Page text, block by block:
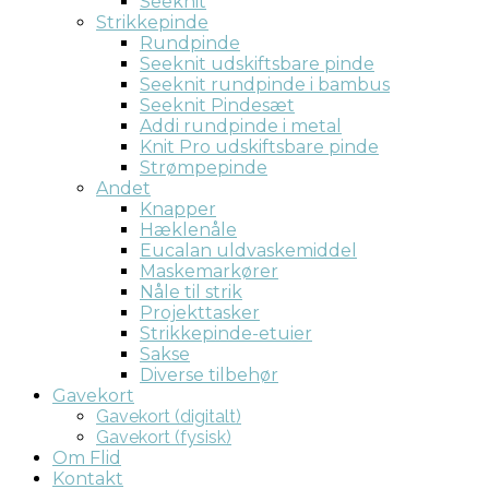
Strikkepinde
Rundpinde
Seeknit udskiftsbare pinde
Seeknit rundpinde i bambus
Seeknit Pindesæt
Addi rundpinde i metal
Knit Pro udskiftsbare pinde
Strømpepinde
Andet
Knapper
Hæklenåle
Eucalan uldvaskemiddel
Maskemarkører
Nåle til strik
Projekttasker
Strikkepinde-etuier
Sakse
Diverse tilbehør
Gavekort
Gavekort (digitalt)
Gavekort (fysisk)
Om Flid
Kontakt